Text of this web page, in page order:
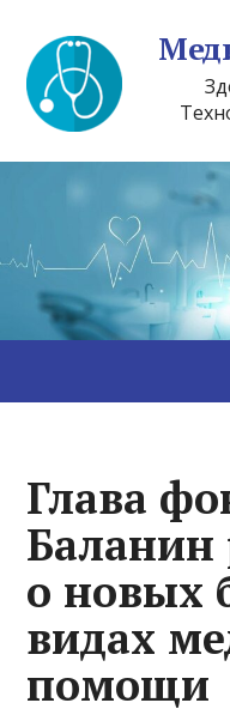
Глава
Баланин
о новых
видах
помощи